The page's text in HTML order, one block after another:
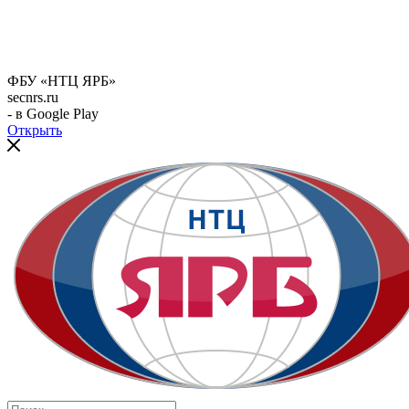
ФБУ «НТЦ ЯРБ»
secnrs.ru
- в Google Play
Открыть